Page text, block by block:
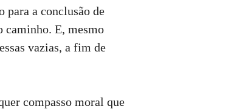
para a conclusão de
caminho. E, mesmo
vazias, a fim de
compasso moral que